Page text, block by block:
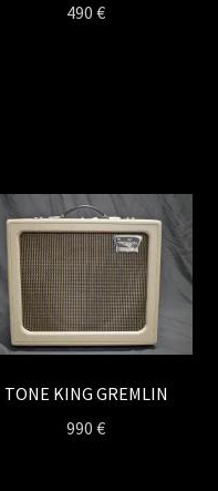
490€
TONE KING GREMLIN
990€